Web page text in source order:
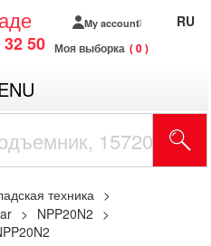
50
My account
Моя выборка 0
RU
техника
NPP20N2